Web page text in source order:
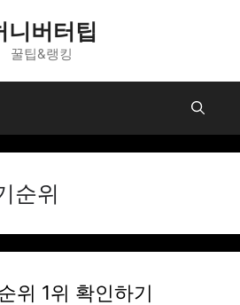
니버터팁
꿀팁&랭킹
순위
위 1위 확인하기